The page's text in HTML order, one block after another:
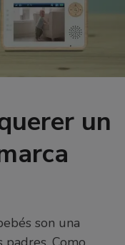
un
son una